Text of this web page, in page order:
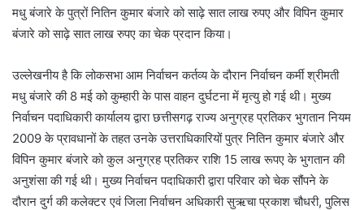
मधु बंजारे के पुत्रों नितिन कुमार बंजारे को साढ़े सात लाख रुपए और विपिन कुमार
बंजारे को साढ़े सात लाख रुपए का चेक प्रदान किया।
उल्लेखनीय है कि लोकसभा आम निर्वाचन कर्तव्य के दौरान निर्वाचन कर्मी श्रीमती
मधु बंजारे की 8 मई को कुम्हारी के पास वाहन दुर्घटना में मृत्यु हो गई थी। मुख्य
निर्वाचन पदाधिकारी कार्यालय द्वारा छत्तीसगढ़ राज्य अनुग्रह प्रतिकर भुगतान नियम
2009 के प्रावधानों के तहत उनके उत्तराधिकारियों पुत्र नितिन कुमार बंजारे और
विपिन कुमार बंजारे को कुल अनुग्रह प्रतिकर राशि 15 लाख रूपए के भुगतान की
अनुशंसा की गई थी। मुख्य निर्वाचन पदाधिकारी द्वारा परिवार को चेक सौंपने के
दौरान दुर्ग की कलेक्टर एवं जिला निर्वाचन अधिकारी सुऋचा प्रकाश चौधरी, पुलिस